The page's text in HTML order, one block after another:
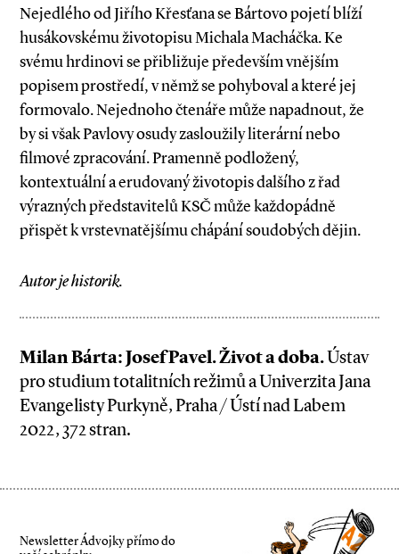
Nejedlého od Jiřího Křesťana se Bártovo pojetí blíží
husákovskému životopisu Michala Macháčka. Ke
svému hrdinovi se přibližuje především vnějším
popisem prostředí, v němž se pohyboval a které jej
formovalo. Nejednoho čtenáře může napadnout, že
by si však Pavlovy osudy zasloužily literární nebo
filmové zpracování. Pramenně podložený,
kontextuální a erudovaný životopis dalšího z řad
výrazných představitelů KSČ může každopádně
přispět k vrstevnatějšímu chápání soudobých dějin.
Autor je historik.
Milan Bárta: Josef Pavel. Život a doba.Ústav
pro studium totalitních režimů a Univerzita Jana
Evangelisty Purkyně, Praha / Ústí nad Labem
2022, 372 stran.
Newsletter Ádvojky přímo do